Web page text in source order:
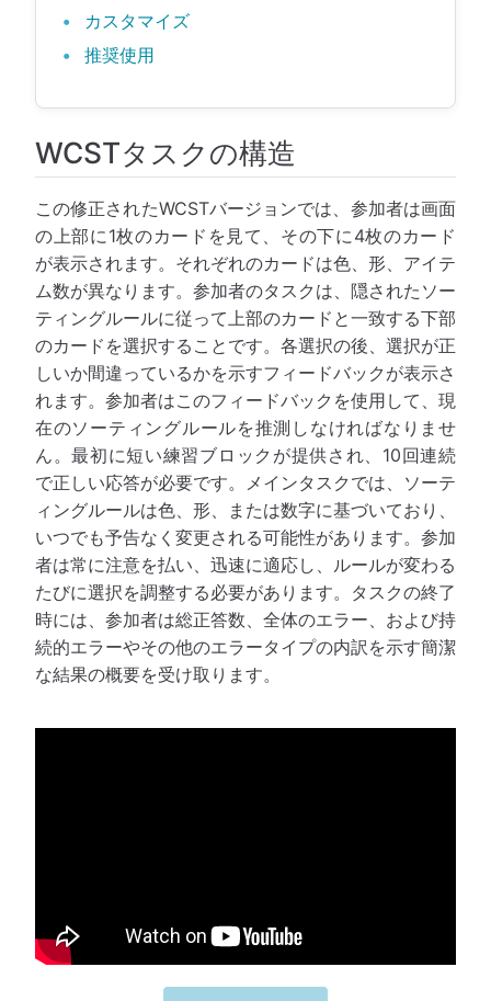
カスタマイズ
推奨使用
WCSTタスクの構造
この修正されたWCSTバージョンでは、参加者は画面
の上部に1枚のカードを見て、その下に4枚のカード
が表示されます。それぞれのカードは色、形、アイテ
ム数が異なります。参加者のタスクは、隠されたソー
ティングルールに従って上部のカードと一致する下部
のカードを選択することです。各選択の後、選択が正
しいか間違っているかを示すフィードバックが表示さ
れます。参加者はこのフィードバックを使用して、現
在のソーティングルールを推測しなければなりませ
ん。最初に短い練習ブロックが提供され、10回連続
で正しい応答が必要です。メインタスクでは、ソーテ
ィングルールは色、形、または数字に基づいており、
いつでも予告なく変更される可能性があります。参加
者は常に注意を払い、迅速に適応し、ルールが変わる
たびに選択を調整する必要があります。タスクの終了
時には、参加者は総正答数、全体のエラー、および持
続的エラーやその他のエラータイプの内訳を示す簡潔
な結果の概要を受け取ります。